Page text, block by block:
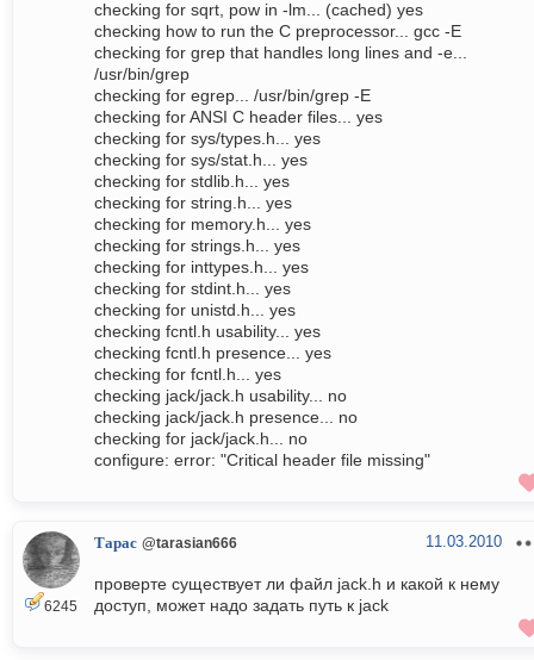
checking for sqrt, pow in -lm... (cached) yes
checking how to run the C preprocessor... gcc -E
checking for grep that handles long lines and -e...
/usr/bin/grep
checking for egrep... /usr/bin/grep -E
checking for ANSI C header files... yes
checking for sys/types.h... yes
checking for sys/stat.h... yes
checking for stdlib.h... yes
checking for string.h... yes
checking for memory.h... yes
checking for strings.h... yes
checking for inttypes.h... yes
checking for stdint.h... yes
checking for unistd.h... yes
checking fcntl.h usability... yes
checking fcntl.h presence... yes
checking for fcntl.h... yes
checking jack/jack.h usability... no
checking jack/jack.h presence... no
checking for jack/jack.h... no
configure: error: "Critical header file missing"
6245
Тарас @tarasian666 11.03.2010
проверте существует ли файл jack.h и какой к нему
доступ, может надо задать путь к jack